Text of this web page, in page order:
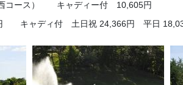
コース） キャディー付 10,605円
キャディ付 土日祝 24,366円 平日